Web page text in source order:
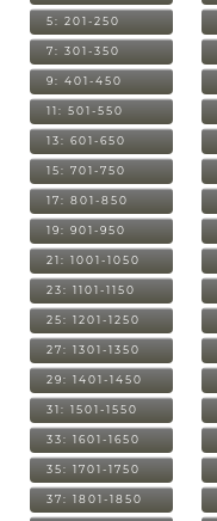
5: 201-250
7: 301-350
9: 401-450
11: 501-550
13: 601-650
15: 701-750
17: 801-850
19: 901-950
21: 1001-1050
23: 1101-1150
25: 1201-1250
27: 1301-1350
29: 1401-1450
31: 1501-1550
33: 1601-1650
35: 1701-1750
37: 1801-1850